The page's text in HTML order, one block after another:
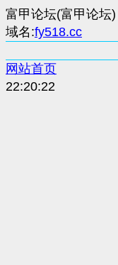
富甲论坛(富甲论坛)
域名:fy518.cc
网站首页
22:20:22